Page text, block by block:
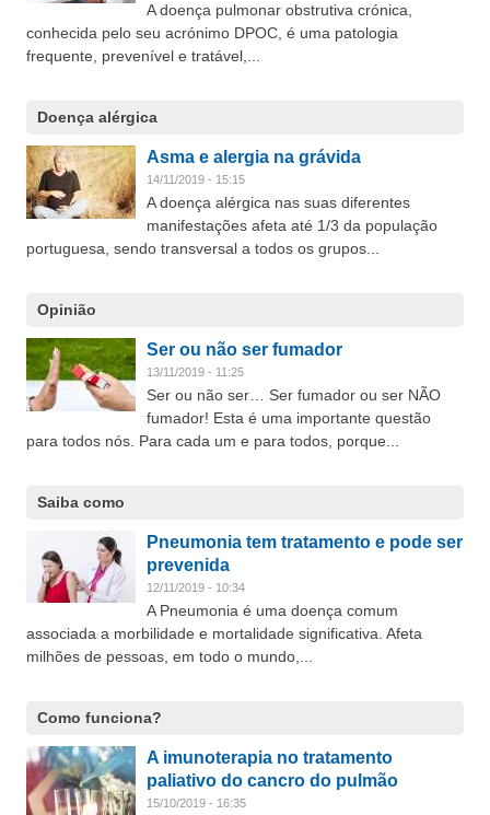
A doença pulmonar obstrutiva crónica,
conhecida pelo seu acrónimo DPOC, é uma patologia
frequente, prevenível e tratável,...
Doença alérgica
Asma e alergia na grávida
14/11/2019 - 15:15
A doença alérgica nas suas diferentes
manifestações afeta até 1/3 da população
portuguesa, sendo transversal a todos os grupos...
Opinião
Ser ou não ser fumador
13/11/2019 - 11:25
Ser ou não ser… Ser fumador ou ser NÃO
fumador! Esta é uma importante questão
para todos nós. Para cada um e para todos, porque...
Saiba como
Pneumonia tem tratamento e pode ser
prevenida
12/11/2019 - 10:34
A Pneumonia é uma doença comum
associada a morbilidade e mortalidade significativa. Afeta
milhões de pessoas, em todo o mundo,...
Como funciona?
A imunoterapia no tratamento
paliativo do cancro do pulmão
15/10/2019 - 16:35